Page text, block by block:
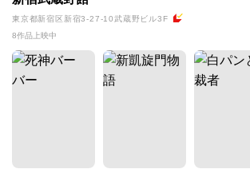
東京都新宿区新宿3-27-10武蔵野ビル3F
8作品上映中